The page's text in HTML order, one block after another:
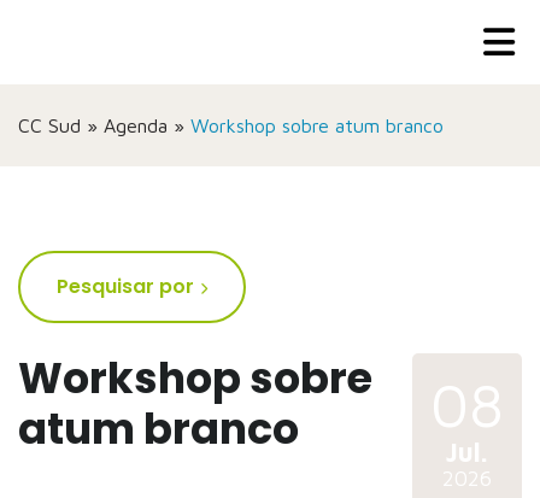
CC Sud » Agenda » Workshop sobre atum branco
Workshop sobre
atum branco
08
Jul.
2026
Pesquisar por